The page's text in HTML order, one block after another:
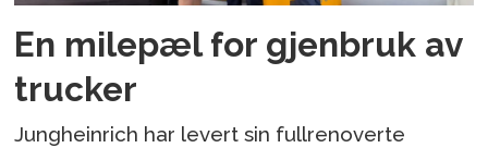
En milepæl for gjenbruk av
trucker
Jungheinrich har levert sin fullrenoverte